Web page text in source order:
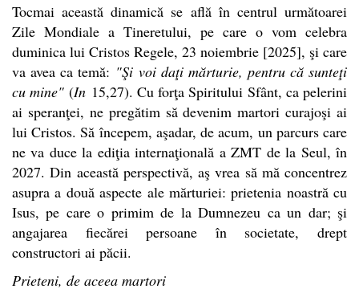
Tocmai această dinamică se află în centrul următoarei
Zile Mondiale a Tineretului, pe care o vom celebra
duminica lui Cristos Regele, 23 noiembrie [2025], şi care
va avea ca temă: "Şi voi daţi mărturie, pentru că sunteţi
cu mine" (In 15,27). Cu forţa Spiritului Sfânt, ca pelerini
ai speranţei, ne pregătim să devenim martori curajoşi ai
lui Cristos. Să începem, aşadar, de acum, un parcurs care
ne va duce la ediţia internaţională a ZMT de la Seul, în
2027. Din această perspectivă, aş vrea să mă concentrez
asupra a două aspecte ale mărturiei: prietenia noastră cu
Isus, pe care o primim de la Dumnezeu ca un dar; şi
angajarea fiecărei persoane în societate, drept
constructori ai păcii.
Prieteni, de aceea martori